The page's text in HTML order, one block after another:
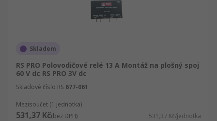
Skladem
RS PRO Polovodičové relé 13 A Montáž na plošný spoj
60 V dc RS PRO 3V dc
Skladové číslo RS 677-061
Mezisoučet (1 jednotka)
531,37 Kč(bez DPH) 531,37 Kč/jednotka